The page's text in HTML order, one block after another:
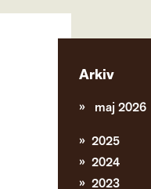
Arkiv
maj 2026
2025
2024
2023